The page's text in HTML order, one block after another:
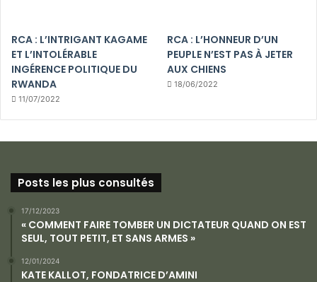
RCA : L’INTRIGANT KAGAME
ET L’INTOLÉRABLE
INGÉRENCE POLITIQUE DU
RWANDA
11/07/2022
RCA : L’HONNEUR D’UN
PEUPLE N’EST PAS À JETER
AUX CHIENS
18/06/2022
Posts les plus consultés
17/12/2023
« COMMENT FAIRE TOMBER UN DICTATEUR QUAND ON EST
SEUL, TOUT PETIT, ET SANS ARMES »
12/01/2024
KATE KALLOT, FONDATRICE D’AMINI